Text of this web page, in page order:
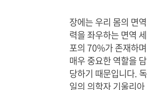
장에는 우리 몸의 면역
력을 좌우하는 면역 세
포의 70%가 존재하며
매우 중요한 역할을 담
당하기 때문입니다. 독
일의 의학자 기울리아